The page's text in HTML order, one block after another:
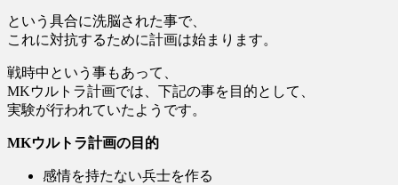
という具合に洗脳された事で、
これに対抗するために計画は始まります。
戦時中という事もあって、
MKウルトラ計画では、下記の事を目的として、
実験が行われていたようです。
MKウルトラ計画の目的
感情を持たない兵士を作る